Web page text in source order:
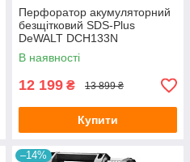
Перфоратор акумуляторний
безщітковий SDS-Plus
DeWALT DCH133N
В наявності
12 199 ₴ 13 899 ₴
Купити
–14%